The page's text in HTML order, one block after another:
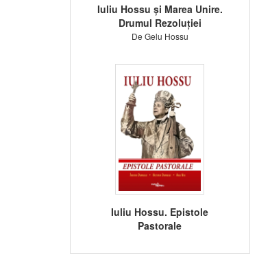
Iuliu Hossu și Marea Unire.
Drumul Rezoluției
De Gelu Hossu
Iuliu Hossu. Epistole
Pastorale